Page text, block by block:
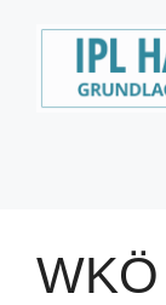
WKÖ